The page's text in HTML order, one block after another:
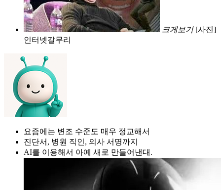
크게보기 [사진]
인터넷갈무리
요즘에는 변조 수준도 매우 정교해서
진단서, 병원 직인, 의사 서명까지
AI를 이용해서 아예 새로 만들어낸대.